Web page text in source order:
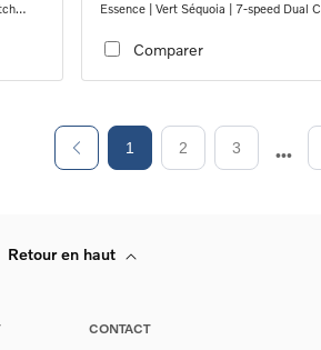
Essence | Vert Séquoia | 7-speed Dual
Comparer
1 2 3
Retour en haut
CONTACT